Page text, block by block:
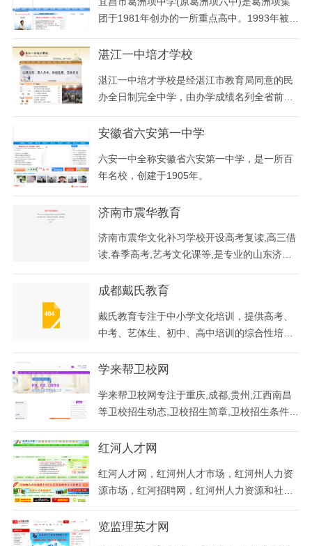
团于1981年创办的一所重点高中。1993年被湖
被湖北省人民政府教育督导室、省教育厅命名
育局管理，更名为宜昌市第二十中学。2010年
3月，市委编办同意学校增挂“宜昌市葛洲坝中
学”校牌
湛江一中培才学校
湛江一中培才学校是经湛江市教育局同意的民
办全日制完全中学，由办学成绩名列全省前茅
一级中学。 湛江一中培才学校秉承湛江一中“以
学高效的管理模式，并结合实际，开拓创新。
学校校服与湛江一中本部校服相同，体现了一
中人的
安徽省六安第一中学
六安一中全称安徽省六安第一中学，是一所百
年名校，创建于1905年。
济南市震华教育
济南市震华文化补习学校开设高考复读,高三借
读,春季高考,艺考文化课等,是专业的山东济南
高考复读学校,学校师资雄厚,管理严格,学习氛
围浓厚,教学质量高
成都戴氏教育
戴氏教育专注于中小学文化培训，提供高考、
中考、艺体生、初中、高中培训的综合性培训
拥有先进的教学内容开发与制作团队，致力于
学来帮卫校网
学来帮卫校网专注于重庆,成都,贵州,江西南昌
等卫校招生动态,卫校招生简章,卫校招生条件,
息资讯。
红河人才网
红河人才网，红河州人才市场，红河州人力资
源市场，红河招聘网，红河州人力资源和社会
才网，红河州人才市场管理办公室，红河州人
览监理英才网